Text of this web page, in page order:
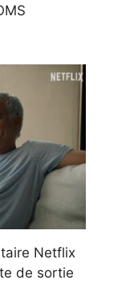
Netflix
de sortie